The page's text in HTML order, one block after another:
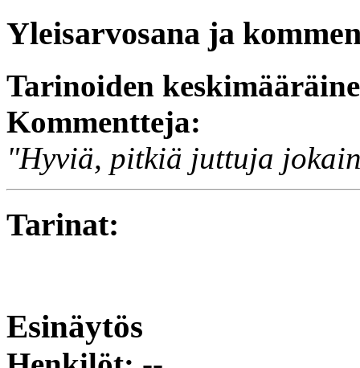
Yleisarvosana ja
Tarinoiden
Kommentteja:
"Hyviä, pitkiä juttuja
Tarinat:
Esinäytös